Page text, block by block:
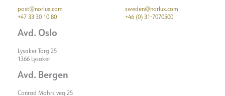
post@norlux.com
+47 33 30 10 80
Avd. Oslo
Lysaker Torg 25
1366 Lysaker
Avd. Bergen
Conrad Mohrs veg 25
sweden@norlux.com
+46 (0) 31-7070500